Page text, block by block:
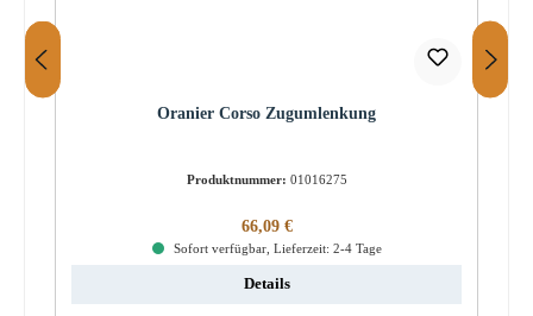
Oranier Corso Zugumlenkung
Produktnummer: 01016275
Regulärer Preis:
66,09 €
Sofort verfügbar, Lieferzeit: 2-4 Tage
Details